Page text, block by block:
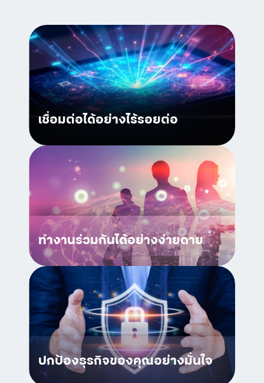
เชื่อมต่อได้อย่างไร้รอยต่อ
ทำงานร่วมกันได้อย่างง่ายดาย
ปกป้องธุรกิจของคุณอย่างมั่นใจ